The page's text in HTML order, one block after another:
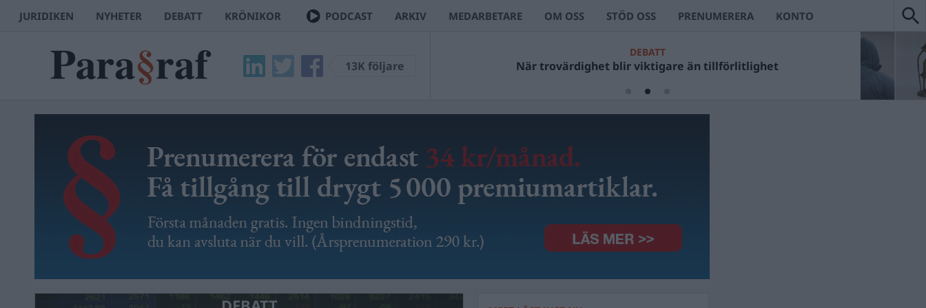
JURIDIKEN NYHETER DEBATT KRÖNIKOR PODCAST ARKIV MEDARBETARE OM OSS STÖD OSS PRENUMERERA KONTO
13K följare
DEBATT
När trovärdighet blir viktigare än tillförlitlighet